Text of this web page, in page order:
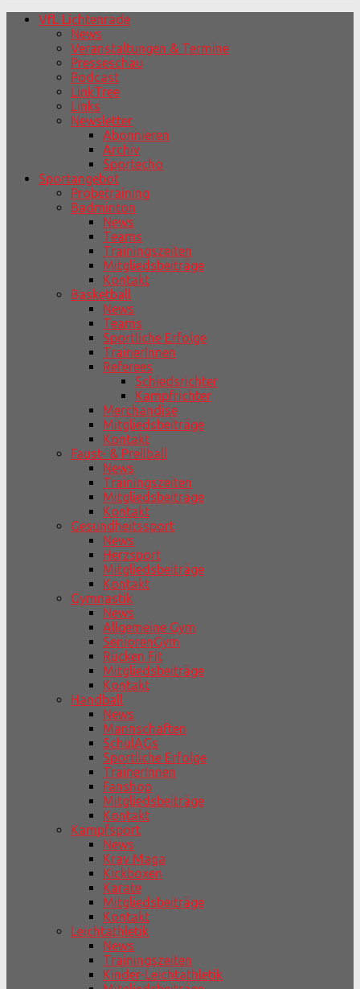
VfL Lichtenrade
News
Veranstaltungen & Termine
Presseschau
Podcast
LinkTree
Links
Newsletter
Abonnieren
Archiv
Sportecho
Sportangebot
Probetraining
Badminton
News
Teams
Trainingszeiten
Mitgliedsbeiträge
Kontakt
Basketball
News
Teams
Sportliche Erfolge
TrainerInnen
Referees
Schiedsrichter
Kampfrichter
Merchandise
Mitgliedsbeiträge
Kontakt
Faust- & Prellball
News
Trainingszeiten
Mitgliedsbeiträge
Kontakt
Gesundheitssport
News
Herzsport
Mitgliedsbeiträge
Kontakt
Gymnastik
News
Allgemeine Gym
SeniorenGym
Rücken Fit
Mitgliedsbeiträge
Kontakt
Handball
News
Mannschaften
SchulAGs
Sportliche Erfolge
TrainerInnen
Fanshop
Mitgliedsbeiträge
Kontakt
Kampfsport
News
Krav Maga
Kickboxen
Karate
Mitgliedsbeiträge
Kontakt
Leichtathletik
News
Trainingszeiten
Kinder-Leichtathletik